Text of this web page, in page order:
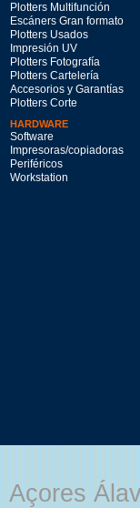
Plotters Multifunción
Escáners Gran formato
Plotters Usados
Impresión UV
Plotters Fotografía
Plotters Cartelería
Accesorios y Garantías
Plotters Corte
HARDWARE
Software
Impresoras/copiadoras
Periféricos
Workstation
Açores